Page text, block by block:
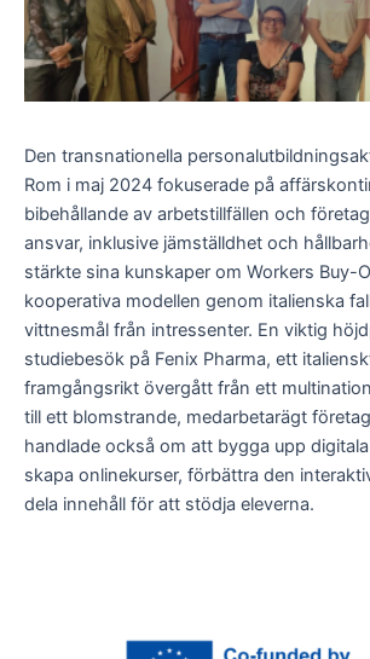
Den transnationella
Rom i maj 2024 fokuserade på
bibehållande av arbetstillfällen och
ansvar, inklusive jämställdhet och
stärkte sina kunskaper om Workers Buy-
kooperativa modellen genom italienska
vittnesmål från intressenter. En viktig
studiebesök på Fenix Pharma, ett
framgångsrikt övergått från ett
till ett blomstrande, medarbetarägt
handlade också om att bygga upp
skapa onlinekurser, förbättra den
dela innehåll för att stödja eleverna.